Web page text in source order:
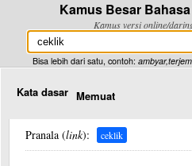
Kamus Besar
Kamus versi online/
Bisa lebih dari satu, contoh:
Kata dasar Memuat
Pranala (link): ceklik